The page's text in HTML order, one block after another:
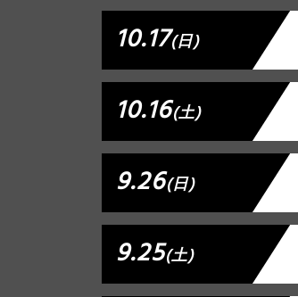
10.17(日)
10.16(土)
9.26(日)
9.25(土)